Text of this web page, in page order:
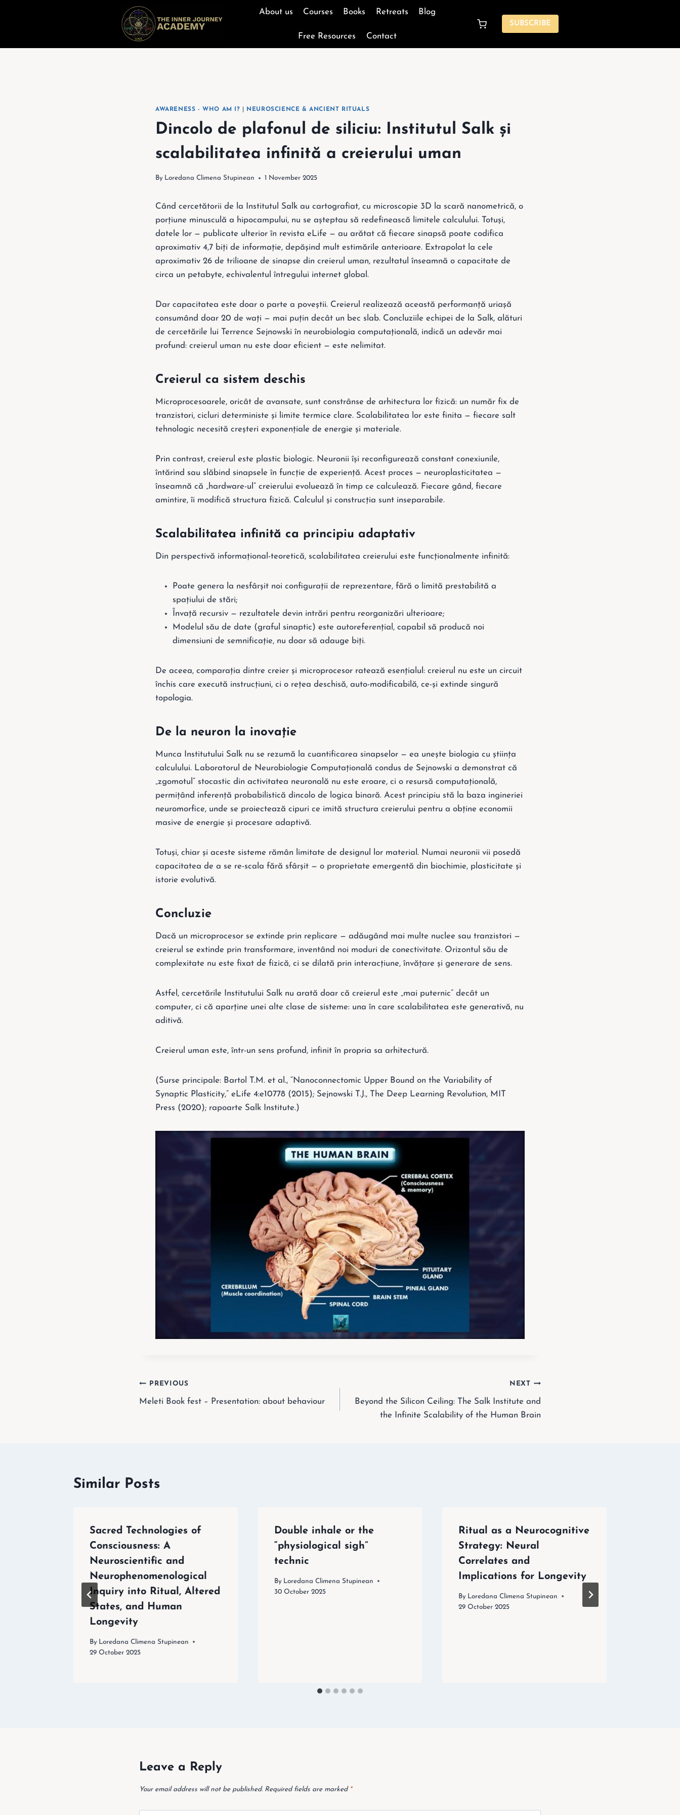
About us Courses Books Retreats Blog
Free Resources Contact
SUBSCRIBE
AWARENESS - WHO AM I? NEUROSCIENCE & ANCIENT RITUALS
Dincolo de plafonul de siliciu: Institutul Salk și
scalabilitatea infinită a creierului uman
By Loredana Climena Stupinean 1 November 2025
Când cercetătorii de la Institutul Salk au cartografiat, cu microscopie 3D la scară nanometrică, o
porțiune minusculă a hipocampului, nu se așteptau să redefinească limitele calculului. Totuși,
datele lor — publicate ulterior în revista eLife — au arătat că fiecare sinapsă poate codifica
aproximativ 4,7 biți de informație, depășind mult estimările anterioare. Extrapolat la cele
aproximativ 26 de trilioane de sinapse din creierul uman, rezultatul înseamnă o capacitate de
circa un petabyte, echivalentul întregului internet global.
Dar capacitatea este doar o parte a poveștii. Creierul realizează această performanță uriașă
consumând doar 20 de wați — mai puțin decât un bec slab. Concluziile echipei de la Salk, alături
de cercetările lui Terrence Sejnowski în neurobiologia computațională, indică un adevăr mai
profund: creierul uman nu este doar eficient — este nelimitat.
Creierul ca sistem deschis
Microprocesoarele, oricât de avansate, sunt constrânse de arhitectura lor fizică: un număr fix de
tranzistori, cicluri deterministe și limite termice clare. Scalabilitatea lor este finita — fiecare salt
tehnologic necesită creșteri exponențiale de energie și materiale.
Prin contrast, creierul este plastic biologic. Neuronii își reconfigurează constant conexiunile,
întărind sau slăbind sinapsele în funcție de experiență. Acest proces — neuroplasticitatea —
înseamnă că „hardware-ul” creierului evoluează în timp ce calculează. Fiecare gând, fiecare
amintire, îi modifică structura fizică. Calculul și construcția sunt inseparabile.
Scalabilitatea infinită ca principiu adaptativ
Din perspectivă informațional-teoretică, scalabilitatea creierului este funcționalmente infinită:
Poate genera la nesfârșit noi configurații de reprezentare, fără o limită prestabilită a
spațiului de stări;
Învață recursiv — rezultatele devin intrări pentru reorganizări ulterioare;
Modelul său de date (graful sinaptic) este autoreferențial, capabil să producă noi
dimensiuni de semnificație, nu doar să adauge biți.
De aceea, comparația dintre creier și microprocesor ratează esențialul: creierul nu este un circuit
închis care execută instrucțiuni, ci o rețea deschisă, auto-modificabilă, ce-și extinde singură
topologia.
De la neuron la inovație
Munca Institutului Salk nu se rezumă la cuantificarea sinapselor — ea unește biologia cu știința
calculului. Laboratorul de Neurobiologie Computațională condus de Sejnowski a demonstrat că
„zgomotul” stocastic din activitatea neuronală nu este eroare, ci o resursă computațională,
permițând inferență probabilistică dincolo de logica binară. Acest principiu stă la baza ingineriei
neuromorfice, unde se proiectează cipuri ce imită structura creierului pentru a obține economii
masive de energie și procesare adaptivă.
Totuși, chiar și aceste sisteme rămân limitate de designul lor material. Numai neuronii vii posedă
capacitatea de a se re-scala fără sfârșit — o proprietate emergentă din biochimie, plasticitate și
istorie evolutivă.
Concluzie
Dacă un microprocesor se extinde prin replicare — adăugând mai multe nuclee sau tranzistori —
creierul se extinde prin transformare, inventând noi moduri de conectivitate. Orizontul său de
complexitate nu este fixat de fizică, ci se dilată prin interacțiune, învățare și generare de sens.
Astfel, cercetările Institutului Salk nu arată doar că creierul este „mai puternic” decât un
computer, ci că aparține unei alte clase de sisteme: una în care scalabilitatea este generativă, nu
aditivă.
Creierul uman este, într-un sens profund, infinit în propria sa arhitectură.
(Surse principale: Bartol T.M. et al., “Nanoconnectomic Upper Bound on the Variability of
Synaptic Plasticity,” eLife 4:e10778 (2015); Sejnowski T.J., The Deep Learning Revolution, MIT
Press (2020); rapoarte Salk Institute.)
Post
navigation
PREVIOUS
Meleti Book fest – Presentation: about behaviour
NEXT
Beyond the Silicon Ceiling: The Salk Institute and
the Infinite Scalability of the Human Brain
Similar Posts
Sacred Technologies of
Consciousness: A
Neuroscientific and
Neurophenomenological
Inquiry into Ritual, Altered
States, and Human
Longevity
By Loredana Climena Stupinean
29 October 2025
Double inhale or the
“physiological sigh”
technic
By Loredana Climena Stupinean
30 October 2025
Ritual as a Neurocognitive
Strategy: Neural
Correlates and
Implications for Longevity
By Loredana Climena Stupinean
29 October 2025
Leave a Reply
Your email address will not be published. Required fields are marked *